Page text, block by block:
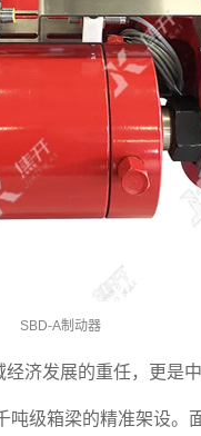
SBD-A制动器
济发展的重任，更是
级箱梁的精准架设。